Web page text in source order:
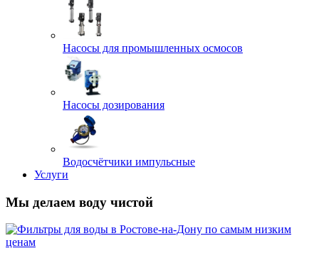
Насосы для промышленных осмосов
Насосы дозирования
Водосчётчики импульсные
Услуги
Мы делаем воду чистой